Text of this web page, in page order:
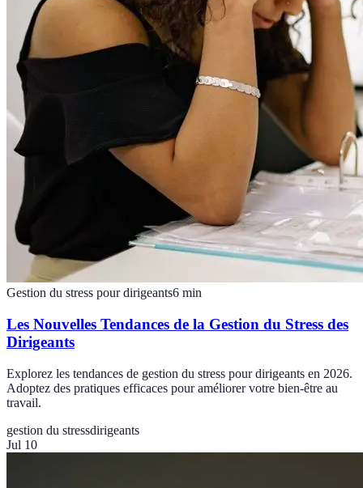
Gestion du stress pour dirigeants6 min
Les Nouvelles Tendances de la Gestion du Stress des
Dirigeants
Explorez les tendances de gestion du stress pour dirigeants en 2026.
Adoptez des pratiques efficaces pour améliorer votre bien-être au
travail.
gestion du stressdirigeants
Jul 10